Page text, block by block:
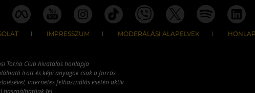
IMPRESSZUM MODERÁLÁSI ALAPELVEK
Torna Club hivatalos honlapja
írott és képi anyagok csak a forrás
internetes felhasználás esetén aktív
használhatóak fel.